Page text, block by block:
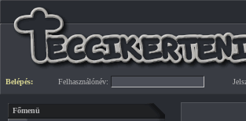
Belépés: Felhasználónév:
Főmenü